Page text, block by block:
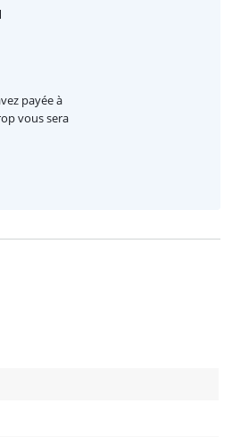
payée à
vous sera